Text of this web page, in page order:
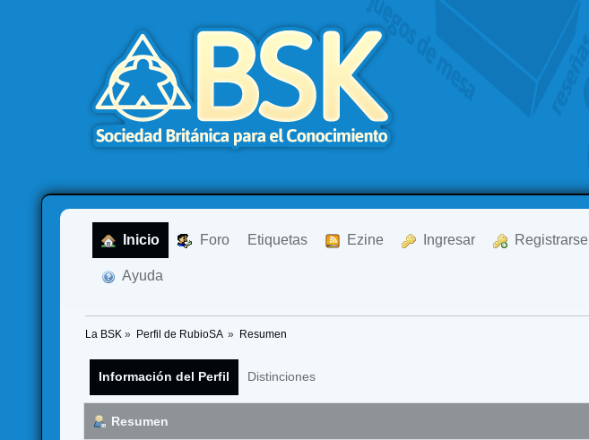
Inicio Foro Etiquetas Ezine Ingresar Registrarse
Ayuda
La BSK » Perfil de RubioSA » Resumen
Información del Perfil Distinciones
Resumen